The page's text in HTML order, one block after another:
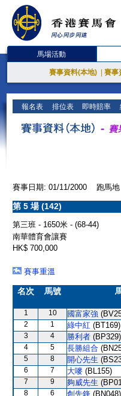
馬場活動
賽事資料(本地) 賽事
報名表 排位表 即時賠率
賽事日期: 01/11/2000 跑馬地
第 5 場 (142)
第三班 - 1650米 - (68-44)
南華體育會讓賽
HK$ 700,000
賽事重溫
名次 馬號
1 10 國富家強
2 1 綠中紅 (BT169)
3 4 勝利者 (BP329)
4 5 長勝組合
5 8 開心先生
6 7 大嘜 (BL155)
7 9 夠威先生
8 6 創先鋒 (BN048)